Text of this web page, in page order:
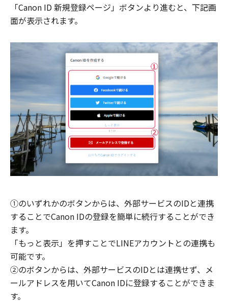
「Canon ID 新規登録ページ」ボタンより進むと、下記画
面が表示されます。
①のいずれかのボタンからは、外部サービスのIDと連携
することでCanon IDの登録を簡単に続行することができ
ます。
「もっと表示」を押すことでLINEアカウントとの連携も
可能です。
②のボタンからは、外部サービスのIDとは連携せず、メ
ールアドレスを用いてCanon IDに登録することができま
す。